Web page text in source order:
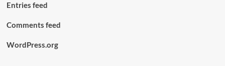
Entries feed
Comments feed
WordPress.org